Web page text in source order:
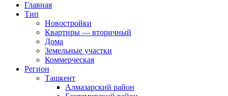
Главная
Тип
Новостройки
Квартиры — вторичный
Дома
Земельные участки
Коммерческая
Регион
Ташкент
Алмазарский район